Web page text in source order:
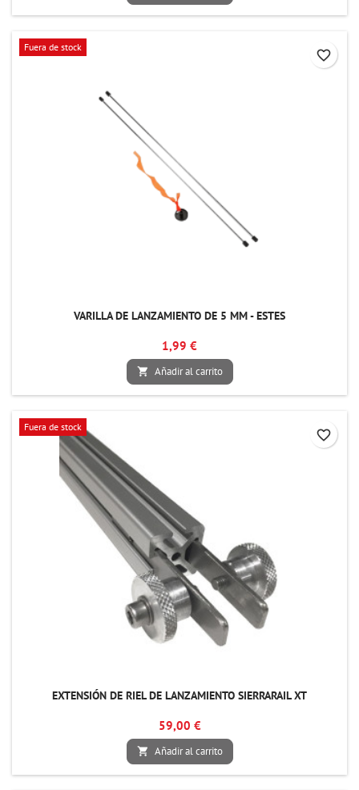
Fuera de stock
VARILLA DE LANZAMIENTO DE 5 MM - ESTES
1,99 €
 Añadir al carrito
favorite_border
Fuera de stock
EXTENSIÓN DE RIEL DE LANZAMIENTO SIERRARAIL XT
59,00 €
 Añadir al carrito
favorite_border